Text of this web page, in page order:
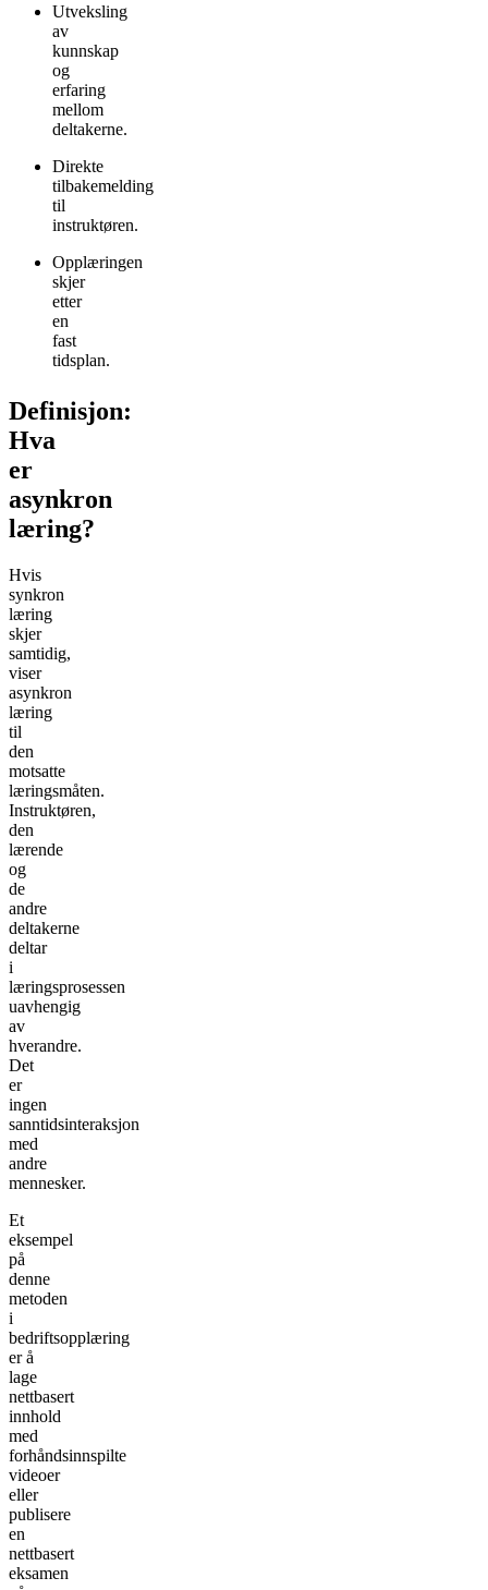
Utveksling
av
kunnskap
og
erfaring
mellom
deltakerne.
Direkte
tilbakemelding
til
instruktøren.
Opplæringen
skjer
etter
en
fast
tidsplan.
Definisjon:
Hva
er
asynkron
læring?
Hvis
synkron
læring
skjer
samtidig,
viser
asynkron
læring
til
den
motsatte
læringsmåten.
Instruktøren,
den
lærende
og
de
andre
deltakerne
deltar
i
læringsprosessen
uavhengig
av
hverandre.
Det
er
ingen
sanntidsinteraksjon
med
andre
mennesker.
Et
eksempel
på
denne
metoden
i
bedriftsopplæring
er å
lage
nettbasert
innhold
med
forhåndsinnspilte
videoer
eller
publisere
en
nettbasert
eksamen